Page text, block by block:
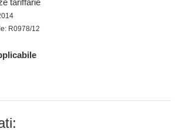
tariffarie
R0978/12